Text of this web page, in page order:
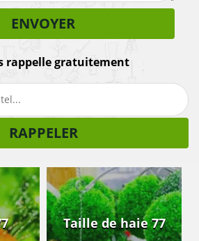
rappelle gratuitement
Taille de haie 77